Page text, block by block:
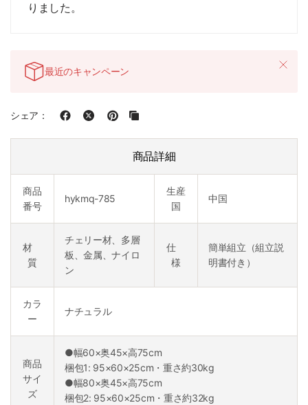
りました。
最近のキャンペーン
シェア：
商品詳細
商品
番号
hykmq-785
生産
国
中国
材
質
チェリー材、多層
板、金属、ナイロ
ン
仕
様
簡単組立（組立説
明書付き）
カラ
ー
ナチュラル
商品
サイ
ズ
●幅60×奥45×高75cm
梱包1: 95×60×25cm・重さ約30kg
●幅80×奥45×高75cm
梱包2: 95×60×25cm・重さ約32kg